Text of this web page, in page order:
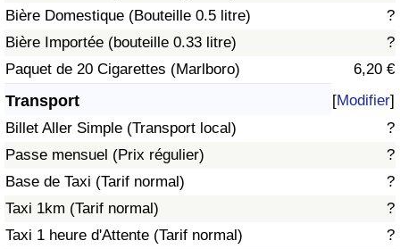
Bière Domestique (Bouteille 0.5 litre)
?
Bière Importée (bouteille 0.33 litre)
?
Paquet de 20 Cigarettes (Marlboro)
6,20 €
Transport [Modifier]
Billet Aller Simple (Transport local)
?
Passe mensuel (Prix régulier)
?
Base de Taxi (Tarif normal)
?
Taxi 1km (Tarif normal)
?
Taxi 1 heure d'Attente (Tarif normal)
?
Indice de Trafic (Actuel)
Indice de Trafic par Pays